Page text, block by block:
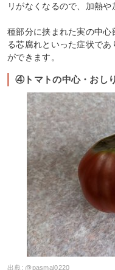
リがなくなるので、加熱や
種部分に挟まれた実の中心
る芯腐れといった症状で
ができます。
④トマトの中心・おし
出典: @pasmal0220